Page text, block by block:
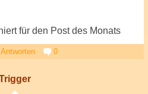
für den Post des Monats
Antworten 0